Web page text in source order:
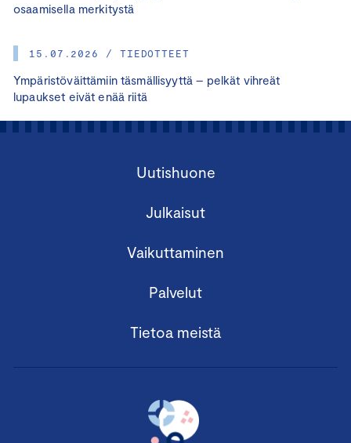
osaamisella merkitystä
15.07.2026 / TIEDOTTEET
Ympäristöväittämiin täsmällisyyttä – pelkät vihreät
lupaukset eivät enää riitä
Uutishuone
Julkaisut
Vaikuttaminen
Palvelut
Tietoa meistä